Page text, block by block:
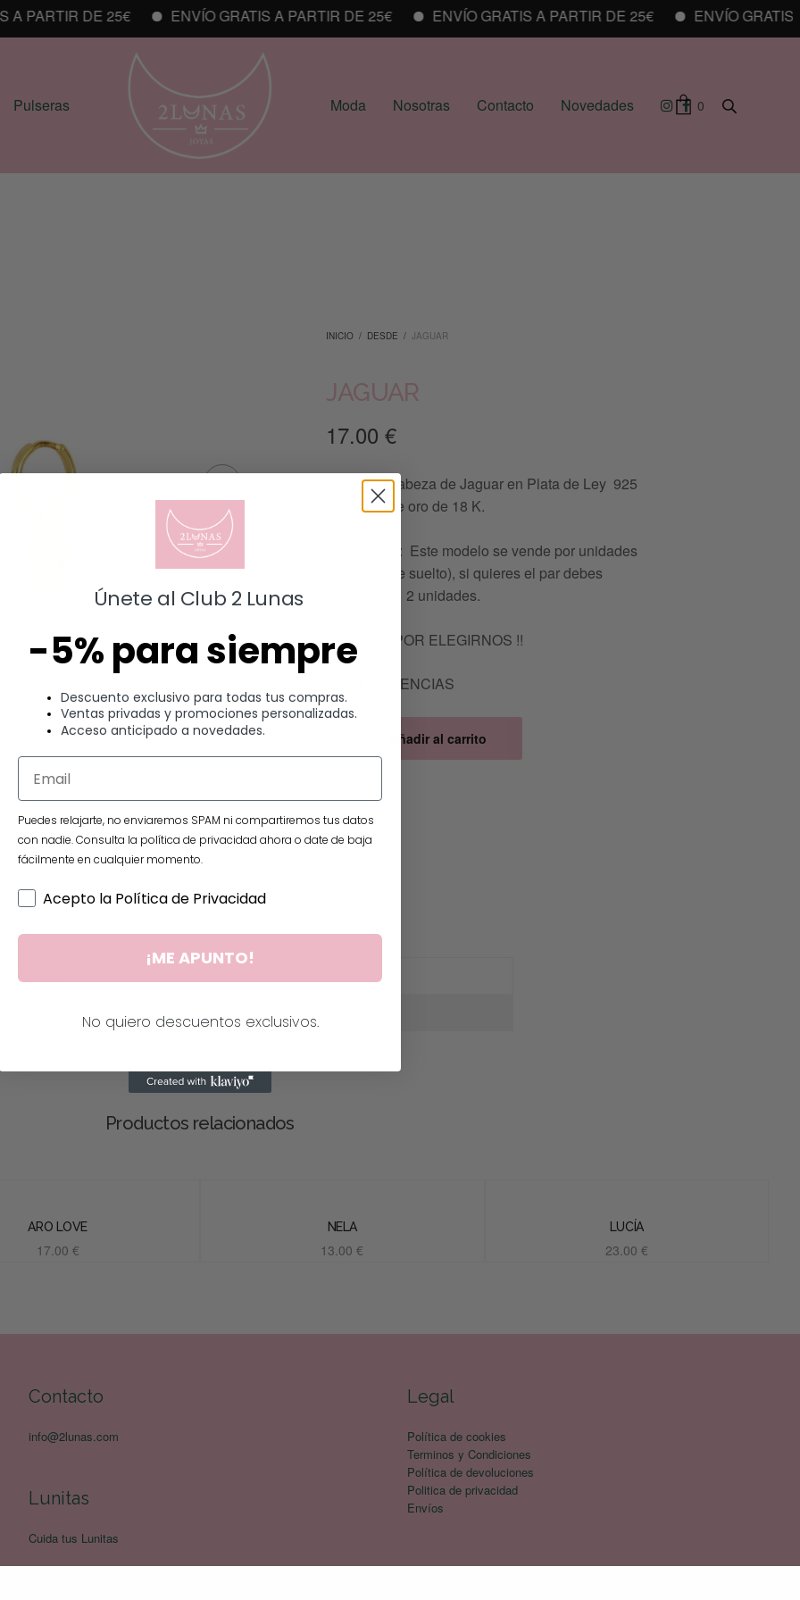
PARTIR DE 25€ ENVÍO GRATIS A PARTIR DE 25€ ENVÍO GRATIS A PARTIR DE 25€ ENVÍO GRATIS A
Pulseras Moda Nosotras Contacto Novedades 0
INICIO / DESDE / JAGUAR
JAGUAR
17.00€
1 Aro con cabeza de Jaguar en Plata de Ley 925
con baño de oro de 18 K.
ATENCIÓN: Este modelo se vende por unidades
(1 pendiente suelto), si quieres el par debes
seleccionar 2 unidades.
GRACIAS POR ELEGIRNOS !!
HAY EXISTENCIAS
Añadir al carrito
Información adicional
PLATA DO
Productos relacionados
ARO LOVE
17.00 €
NELA
13.00€
LUCÍA
23.00 €
Contacto
info@2lunas.com
Lunitas
Cuida tus Lunitas
Legal
Política de cookies
Terminos y Condiciones
Política de devoluciones
Politica de privacidad
Envíos
Únete al Club 2 Lunas
-5% para siempre
Descuento exclusivo para todas tus compras.
Ventas privadas y promociones personalizadas.
Acceso anticipado a novedades.
Puedes relajarte, no enviaremos SPAM ni compartiremos tus datos
con nadie. Consulta la política de privacidad ahora o date de baja
fácilmente en cualquier momento.
Acepto la Política de Privacidad
¡ME APUNTO!
No quiero descuentos exclusivos.